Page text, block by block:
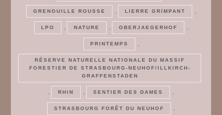
GRENOUILLE ROUSSE , LIERRE GRIMPANT ,
LPO , NATURE , OBERJAEGERHOF ,
PRINTEMPS ,
RÉSERVE NATURELLE NATIONALE DU MASSIF
FORESTIER DE STRASBOURG-NEUHOF/ILLKIRCH-
GRAFFENSTADEN
, RHIN , SENTIER DES DAMES ,
STRASBOURG FORÊT DU NEUHOF ,